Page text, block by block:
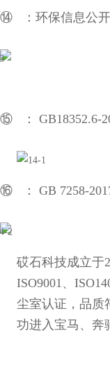
⑭ ：环保信息公开
⑮ ： GB18352.6-
⑯ ： GB 7258-
砹石科技成立于
ISO9001 、
尘室认证，品质
功进入宝马、奔